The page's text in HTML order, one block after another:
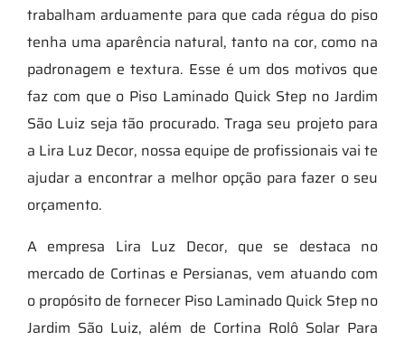
trabalham arduamente para que cada régua do piso
tenha uma aparência natural, tanto na cor, como na
padronagem e textura. Esse é um dos motivos que
faz com que o Piso Laminado Quick Step no Jardim
São Luiz seja tão procurado. Traga seu projeto para
a Lira Luz Decor, nossa equipe de profissionais vai te
ajudar a encontrar a melhor opção para fazer o seu
orçamento.
A empresa Lira Luz Decor, que se destaca no
mercado de Cortinas e Persianas, vem atuando com
o propósito de fornecer Piso Laminado Quick Step no
Jardim São Luiz, além de Cortina Rolô Solar Para